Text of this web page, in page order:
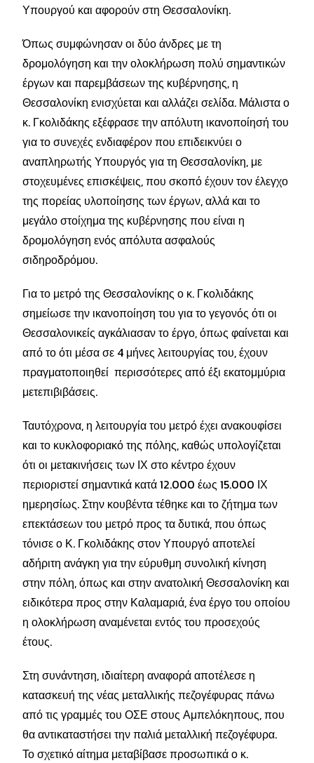
Υπουργού και αφορούν στη Θεσσαλονίκη.
Όπως συμφώνησαν οι δύο άνδρες με τη
δρομολόγηση και την ολοκλήρωση πολύ σημαντικών
έργων και παρεμβάσεων της κυβέρνησης, η
Θεσσαλονίκη ενισχύεται και αλλάζει σελίδα. Μάλιστα ο
κ. Γκολιδάκης εξέφρασε την απόλυτη ικανοποίησή του
για το συνεχές ενδιαφέρον που επιδεικνύει ο
αναπληρωτής Υπουργός για τη Θεσσαλονίκη, με
στοχευμένες επισκέψεις, που σκοπό έχουν τον έλεγχο
της πορείας υλοποίησης των έργων, αλλά και το
μεγάλο στοίχημα της κυβέρνησης που είναι η
δρομολόγηση ενός απόλυτα ασφαλούς
σιδηροδρόμου.
Για το μετρό της Θεσσαλονίκης ο κ. Γκολιδάκης
σημείωσε την ικανοποίηση του για το γεγονός ότι οι
Θεσσαλονικείς αγκάλιασαν το έργο, όπως φαίνεται και
από το ότι μέσα σε 4 μήνες λειτουργίας του, έχουν
πραγματοποιηθείπερισσότερες από έξι εκατομμύρια
μετεπιβιβάσεις.
Ταυτόχρονα, η λειτουργία του μετρό έχει ανακουφίσει
και το κυκλοφοριακό της πόλης, καθώς υπολογίζεται
ότι οι μετακινήσεις των ΙΧ στο κέντρο έχουν
περιοριστεί σημαντικά κατά 12.000 έως 15.000 ΙΧ
ημερησίως. Στην κουβέντα τέθηκε και το ζήτημα των
επεκτάσεων του μετρό προς τα δυτικά, που όπως
τόνισε ο Κ. Γκολιδάκης στον Υπουργό αποτελεί
αδήριτη ανάγκη για την εύρυθμη συνολική κίνηση
στην πόλη, όπως και στην ανατολική Θεσσαλονίκη και
ειδικότερα προς στην Καλαμαριά, ένα έργο του οποίου
η ολοκλήρωση αναμένεται εντός του προσεχούς
έτους.
Στη συνάντηση, ιδιαίτερη αναφορά αποτέλεσε η
κατασκευή της νέας μεταλλικής πεζογέφυρας πάνω
από τις γραμμές του ΟΣΕ στους Αμπελόκηπους, που
θα αντικαταστήσει την παλιά μεταλλική πεζογέφυρα.
Το σχετικό αίτημα μεταβίβασε προσωπικά ο κ.